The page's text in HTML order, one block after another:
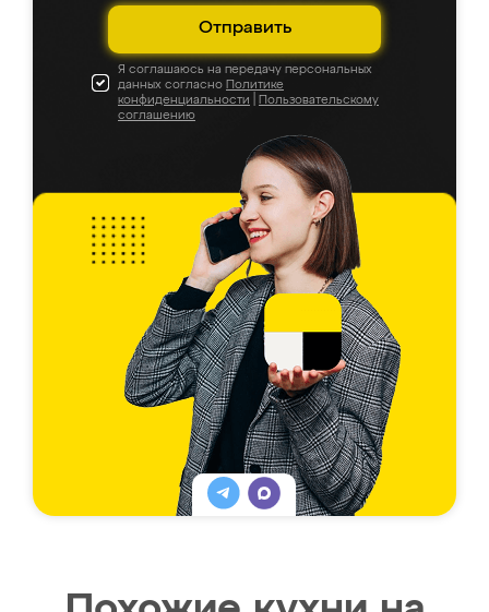
Отправить
Я соглашаюсь на передачу персональных
данных согласно Политике
конфиденциальности
Пользовательскому
соглашению